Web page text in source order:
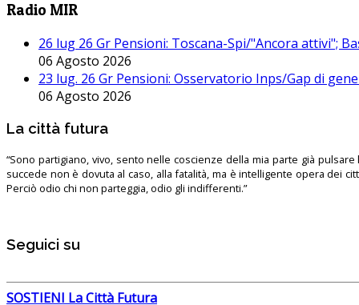
Radio MIR
26 lug 26 Gr Pensioni: Toscana-Spi/"Ancora attivi";
06 Agosto 2026
23 lug. 26 Gr Pensioni: Osservatorio Inps/Gap di
06 Agosto 2026
La città futura
“Sono partigiano, vivo, sento nelle coscienze della mia parte già pulsare
succede non è dovuta al caso, alla fatalità, ma è intelligente opera dei
Perciò odio chi non parteggia, odio gli indifferenti.”
Seguici su
SOSTIENI La Città Futura